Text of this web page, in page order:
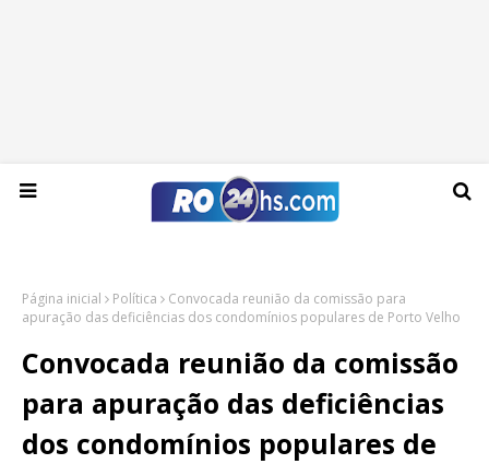
Quinta-feira, 06 de agosto de 2026
Página inicial Política
Convocada reunião da comissão para
apuração das deficiências dos condomínios populares de Porto Velho
Convocada reunião da comissão
para apuração das deficiências
dos condomínios populares de